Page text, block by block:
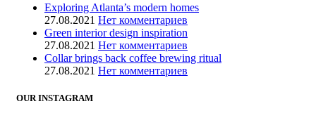
Exploring Atlanta’s modern homes
27.08.2021 Нет комментариев
Green interior design inspiration
27.08.2021 Нет комментариев
Collar brings back coffee brewing ritual
27.08.2021 Нет комментариев
OUR INSTAGRAM